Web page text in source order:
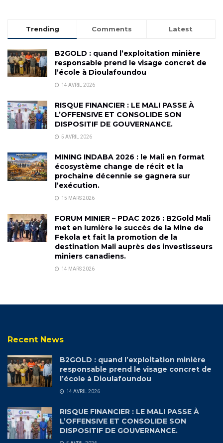
Trending Comments Latest
B2GOLD : quand l’exploitation minière
responsable prend le visage concret de
l’école à Dioulafoundou
14 AVRIL 2026
RISQUE FINANCIER : LE MALI PASSE À
L’OFFENSIVE ET CONSOLIDE SON
DISPOSITIF DE GOUVERNANCE.
5 AVRIL 2026
MINING INDABA 2026 : le Mali en format
écosystème change de récit et la
prochaine décennie se gagnera sur
l’exécution.
15 MARS 2026
FORUM MINIER – PDAC 2026 : B2Gold Mali
met en lumière le succès de la Mine de
Fekola et fait la promotion de la
destination Mali auprès des investisseurs
miniers canadiens.
14 MARS 2026
Recent News
B2GOLD : quand l’exploitation minière
responsable prend le visage concret de
l’école à Dioulafoundou
14 AVRIL 2026
RISQUE FINANCIER : LE MALI PASSE À
L’OFFENSIVE ET CONSOLIDE SON
DISPOSITIF DE GOUVERNANCE.